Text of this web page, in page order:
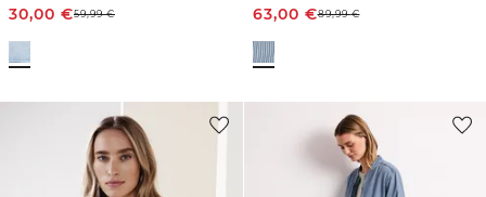
30,00 €59,99€ 63,00 €89,99€